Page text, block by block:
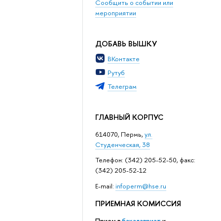
Сообщить о событии или
мероприятии
ДОБАВЬ ВЫШКУ
ВКонтакте
Рутуб
Телеграм
ГЛАВНЫЙ КОРПУС
614070, Пермь,ул.
Студенческая, 38
Телефон: (342) 205-52-50, факс:
(342) 205-52-12
Е-mail: infoperm@hse.ru
ПРИЕМНАЯ КОМИССИЯ